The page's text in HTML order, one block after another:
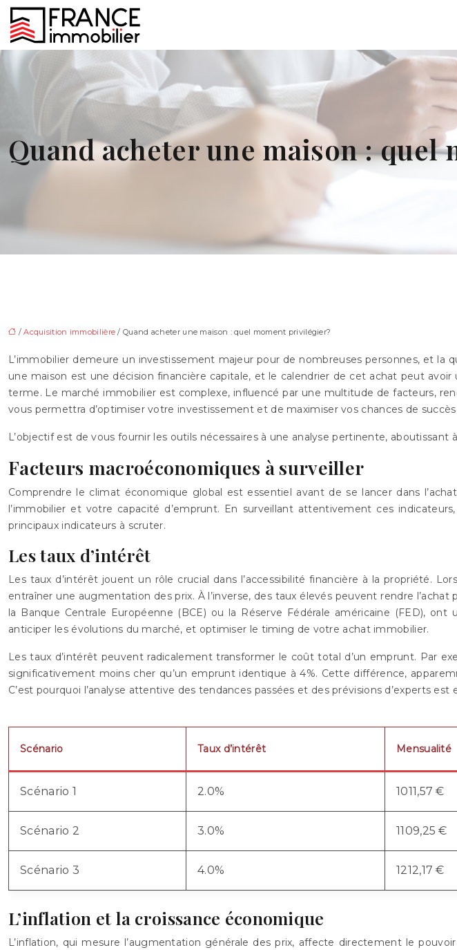
Quand acheter une maison :
/Acquisition immobilière / Quand acheter une maison : quel moment privilégier?
L’immobilier demeure un investissement majeur pour de nombreuses personnes, et
une maison est une décision financière capitale, et le calendrier de cet achat peut
terme. Le marché immobilier est complexe, influencé par une multitude de facteurs,
vous permettra d’optimiser votre investissement et de maximiser vos chances de succès
L’objectif est de vous fournir les outils nécessaires à une analyse pertinente, aboutissant
Facteurs macroéconomiques à surveiller
Comprendre le climat économique global est essentiel avant de se lancer dans
l’immobilier et votre capacité d’emprunt. En surveillant attentivement ces
principaux indicateurs à scruter.
Les taux d’intérêt
Les taux d’intérêt jouent un rôle crucial dans l’accessibilité financière à la propriété.
entraîner une augmentation des prix. À l’inverse, des taux élevés peuvent rendre
la Banque Centrale Européenne (BCE) ou la Réserve Fédérale américaine (FED),
anticiper les évolutions du marché, et optimiser le timing de votre achat immobilier.
Les taux d’intérêt peuvent radicalement transformer le coût total d’un emprunt. Par
significativement moins cher qu’un emprunt identique à 4%. Cette différence,
C’est pourquoi l’analyse attentive des tendances passées et des prévisions d’experts est
Scénario Taux d’intérêt Mensualité
Scénario 1 2.0% 1011,57 €
Scénario 2 3.0% 1109,25 €
Scénario 3 4.0% 1212,17 €
L’inflation et la croissance économique
L’inflation, qui mesure l’augmentation générale des prix, affecte directement le